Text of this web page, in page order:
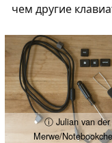
чем другие
ⓘ Julian van der
Merwe/